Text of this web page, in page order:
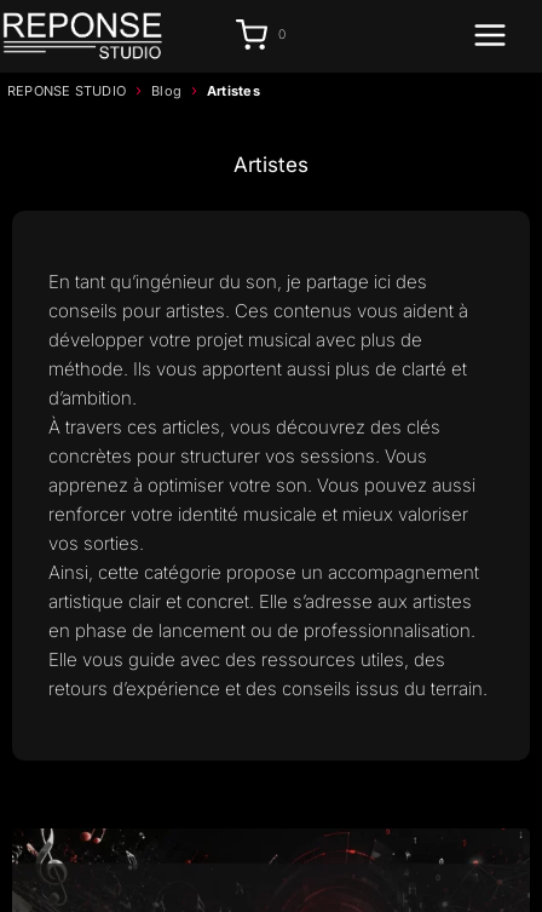
Aller
au
0
REPONSE STUDIO › Blog › Artistes
Artistes
En tant qu’ingénieur du son, je partage ici des
conseils pour artistes. Ces contenus vous aident à
développer votre projet musical avec plus de
méthode. Ils vous apportent aussi plus de clarté et
d’ambition.
À travers ces articles, vous découvrez des clés
concrètes pour structurer vos sessions. Vous
apprenez à optimiser votre son. Vous pouvez aussi
renforcer votre identité musicale et mieux valoriser
vos sorties.
Ainsi, cette catégorie propose un accompagnement
artistique clair et concret. Elle s’adresse aux artistes
en phase de lancement ou de professionnalisation.
Elle vous guide avec des ressources utiles, des
retours d’expérience et des conseils issus du terrain.